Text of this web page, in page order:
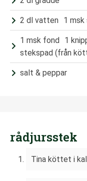
2 dl vatten 1 msk
1 msk fond 1
stekspad (från
salt & peppar
rådjursstek
Tina köttet i